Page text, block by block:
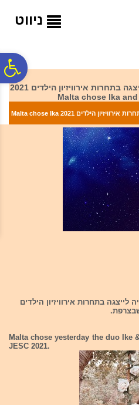
ניווט
מלטה בחרה בצמד איקו וקאיה לייצגה בתחרות אירוויזיון הילדים 2021
Malta chose Ika
מלטה בחרה בצמד איקו וקאיה לייצגה בתחרות אירוויזיון הילדים 2021 Malta chose Ika
בתחרות אירוויזיון הילדים
Malta chose yesterday the duo Ike
JESC 2021.